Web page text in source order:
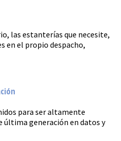
las estanterías que necesite,
en el propio despacho,
para ser altamente
última generación en datos y